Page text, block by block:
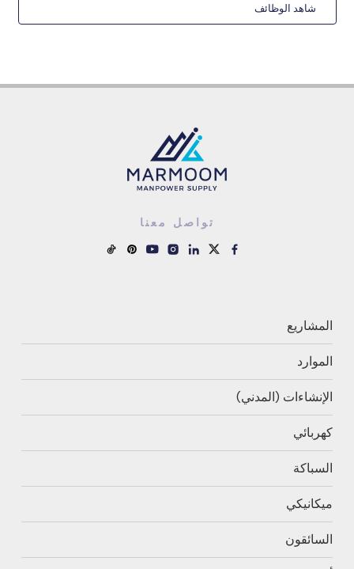
شاهد الوظائف
تواصل معنا
المشاريع
الموارد
الإنشاءات (المدني)
كهربائي
السباكة
ميكانيكي
السائقون